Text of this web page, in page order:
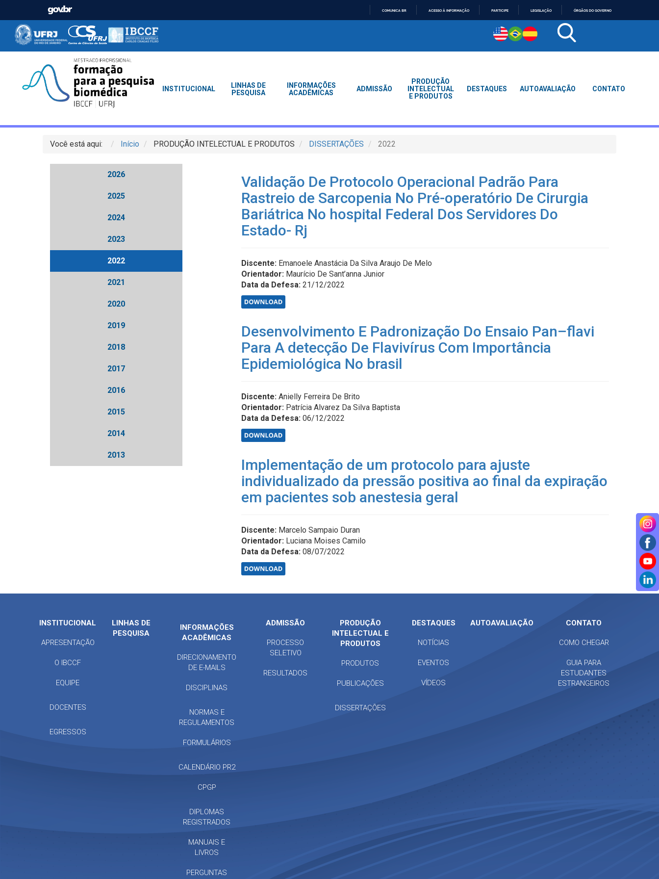
COMUNICA BR ACESSO À INFORMAÇÃO PARTICIPE LEGISLAÇÃO ÓRGÃOS DO GOVERNO
INSTITUCIONAL
LINHAS DE
PESQUISA
INFORMAÇÕES
ACADÊMICAS
ADMISSÃO
PRODUÇÃO
INTELECTUAL
E PRODUTOS
DESTAQUES AUTOAVALIAÇÃO CONTATO
Você está aqui: Início PRODUÇÃO INTELECTUAL E PRODUTOS DISSERTAÇÕES 2022
2026
2025
2024
2023
2022
2021
2020
2019
2018
2017
2016
2015
2014
2013
Validação De Protocolo Operacional Padrão Para
Rastreio de Sarcopenia No Pré-operatório De Cirurgia
Bariátrica No hospital Federal Dos Servidores Do
Estado- Rj
Discente: Emanoele Anastácia Da Silva Araujo De Melo
Orientador: Maurício De Sant’anna Junior
Data da Defesa: 21/12/2022
Desenvolvimento E Padronização Do Ensaio Pan–flavi
Para A detecção De Flavivírus Com Importância
Epidemiológica No brasil
Discente: Anielly Ferreira De Brito
Orientador: Patrícia Alvarez Da Silva Baptista
Data da Defesa: 06/12/2022
Implementação de um protocolo para ajuste
individualizado da pressão positiva ao final da expiração
em pacientes sob anestesia geral
Discente: Marcelo Sampaio Duran
Orientador: Luciana Moises Camilo
Data da Defesa: 08/07/2022
INSTITUCIONAL
APRESENTAÇÃO
O IBCCF
EQUIPE
DOCENTES
EGRESSOS
LINHAS DE
PESQUISA
INFORMAÇÕES
ACADÊMICAS
DIRECIONAMENTO
DE E-MAILS
DISCIPLINAS
NORMAS E
REGULAMENTOS
FORMULÁRIOS
CALENDÁRIO PR2
CPGP
DIPLOMAS
REGISTRADOS
MANUAIS E
LIVROS
PERGUNTAS
ADMISSÃO
PROCESSO
SELETIVO
RESULTADOS
PRODUÇÃO
INTELECTUAL E
PRODUTOS
PRODUTOS
PUBLICAÇÕES
DISSERTAÇÕES
DESTAQUES
NOTÍCIAS
EVENTOS
VÍDEOS
AUTOAVALIAÇÃO CONTATO
COMO CHEGAR
GUIA PARA
ESTUDANTES
ESTRANGEIROS